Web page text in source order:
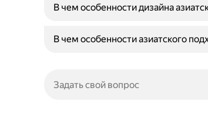
В чем особенности дизайна
В чем особенности азиатского